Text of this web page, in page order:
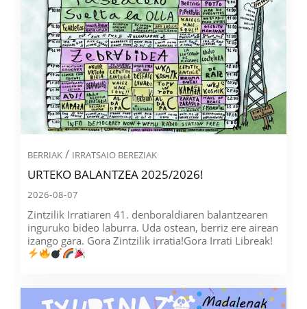
BERRIAK / IRRATSAIO BEREZIAK
URTEKO BALANTZEA 2025/2026!
2026-08-07
Zintzilik Irratiaren 41. denboraldiaren balantzearen
inguruko bideo laburra. Uda ostean, berriz ere airean
izango gara. Gora Zintzilik irratia!Gora Irrati Libreak!